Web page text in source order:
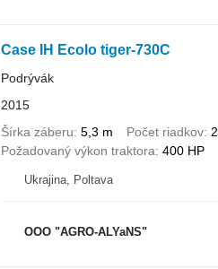
Case IH Ecolo tiger-730C
Podrývák
2015
Šírka záberu 5,3 m Počet riadkov 2
Požadovaný výkon traktora 400 HP
Ukrajina, Poltava
OOO "AGRO-ALYaNS"